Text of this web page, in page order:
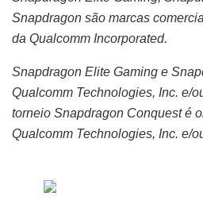
Snapdragon são marcas
da Qualcomm Incorporated.
Snapdragon Elite Gaming e
Qualcomm Technologies, Inc. e/
torneio Snapdragon Conquest é
Qualcomm Technologies, Inc. e/